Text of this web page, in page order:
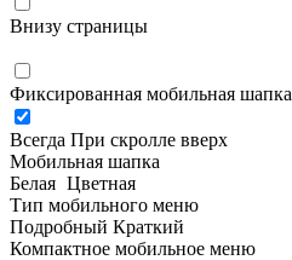
Внизу страницы
Фиксированная мобильная шапка
Всегда При скролле вверх
Мобильная шапка
Белая Цветная
Тип мобильного меню
Подробный Краткий
Компактное мобильное меню